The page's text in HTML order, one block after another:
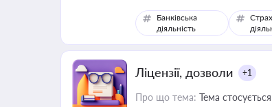
Банківська
діяльність
Ліцензії, дозволи +1
Про що тема: Тема